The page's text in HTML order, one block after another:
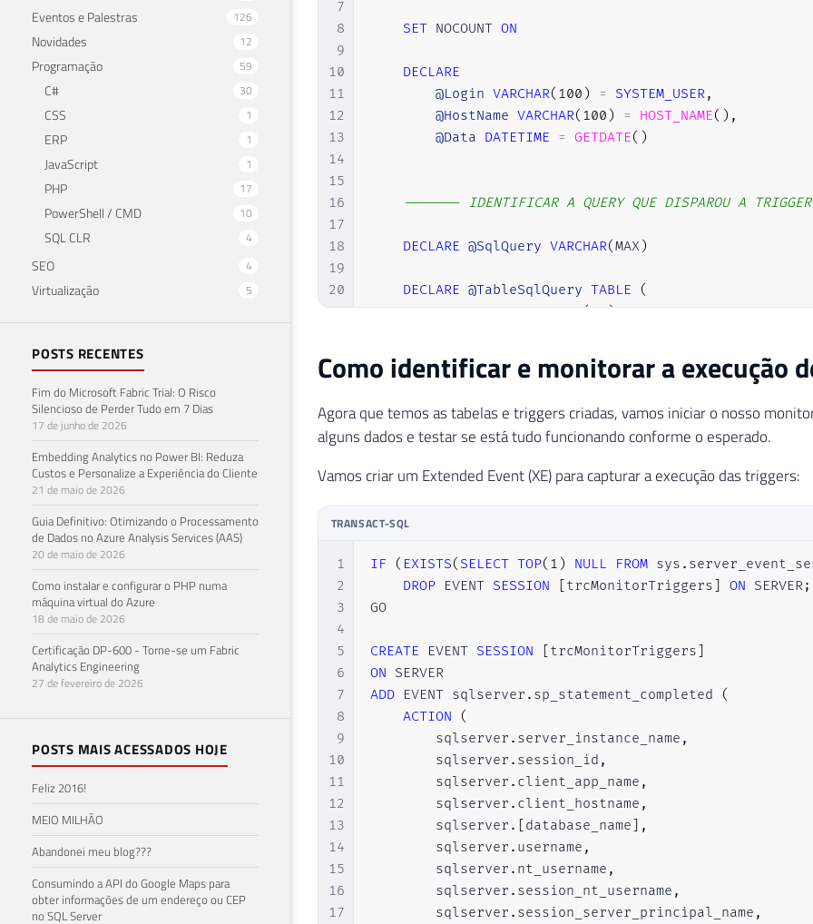
Eventos e Palestras 126
Novidades 12
Programação 59
C# 30
CSS 1
ERP 1
JavaScript 1
PHP 17
PowerShell / CMD 10
SQL CLR 4
SEO 4
Virtualização 5
POSTS RECENTES
Fim do Microsoft Fabric Trial: O Risco
Silencioso de Perder Tudo em 7 Dias
17 de junho de 2026
Embedding Analytics no Power BI: Reduza
Custos e Personalize a Experiência do Cliente
21 de maio de 2026
Guia Definitivo: Otimizando o Processamento
de Dados no Azure Analysis Services (AAS)
20 de maio de 2026
Como instalar e configurar o PHP numa
máquina virtual do Azure
18 de maio de 2026
Certificação DP-600 - Torne-se um Fabric
Analytics Engineering
27 de fevereiro de 2026
POSTS MAIS ACESSADOS HOJE
Feliz 2016!
MEIO MILHÃO
Abandonei meu blog???
Consumindo a API do Google Maps para
obter informações de um endereço ou CEP
no SQL Server
34
35
36
    Nome
VARCHAR (100
7
8
9
10
11
12
13
14
15
16
17
18
19
20
21
23
24
26
27
29
30
31
33
34
35
36
37
38
39
40
41
42
43
44
45
46
47
48
SET NOCOUNT ON
DECLARE
@Login VARCHAR( 100 ) = SYSTEM_USER,
@HostName VARCHAR( 100 ) = HOST_NAME( ) ,
@Data DATETIME = GETDATE( )
------- IDENTIFICAR A QUERY QUE DISPAROU A
DECLARE @SqlQuery VARCHAR(MAX)
DECLARE @TableSqlQuery TABLE
(
        EventType NVARCHAR
(30),
        EventInfo NVARCHAR
MAX
)
INSERT INTO @TableSqlQuery
EXEC('DBCC INPUTBUFFER(@@SPID)')
SET @SqlQuery = (SELECT TOP(1) EventInfo FROM
------- FIM DA ALTERAÇÃO -------
IF ( EXISTS SELECT FROM Inserted) AND EXISTS (
INSERT INTO dbo. Cliente_Log
SELECT
FROM Inserted
BEGIN
IF ( EXISTS ( SELECT * FROM Inserted
BEGIN
INSERT INTO dbo.Cliente_Log
SELECT
@Data, @Login, @HostName
Como identificar e monitorar a execução
Agora que temos as tabelas e triggers criadas, vamos iniciar o nosso
alguns dados e testar se está tudo funcionando conforme o esperado.
Vamos criar um Extended Event (XE) para capturar a execução das triggers:
TRANSACT-SQL
1
2
3
4
5
6
7
8
9
10
11
12
13
14
15
16
17
IF ( EXISTS( SELECT TOP( 1 ) NULL FROM sys .
DROP EVENT SESSION [trcMonitorTriggers] ON SERVER;
GO
CREATE EVENT SESSION [trcMonitorTriggers]
ON
ADD EVENT sqlserver . sp_statement_completed
(
ACTION
(
        sqlserver
. server_instance_name ,
        sqlserver
. session_id ,
        sqlserver
. client_app_name ,
        sqlserver
. client_hostname ,
        sqlserver
. [database_name] ,
        sqlserver
. username ,
        sqlserver
. nt_username ,
        sqlserver
. session_nt_username ,
        sqlserver
. session_server_principal_name ,